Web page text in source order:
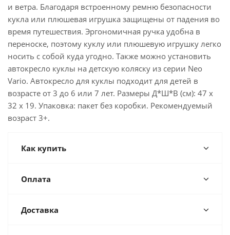
и ветра. Благодаря встроенному ремню безопасности
кукла или плюшевая игрушка защищены от падения во
время путешествия. Эргономичная ручка удобна в
переноске, поэтому куклу или плюшевую игрушку легко
носить с собой куда угодно. Также можно установить
автокресло куклы на детскую коляску из серии Neo
Vario. Автокресло для куклы подходит для детей в
возрасте от 3 до 6 или 7 лет. Размеры Д*Ш*В (см): 47 x
32 x 19. Упаковка: пакет без коробки. Рекомендуемый
возраст 3+.
Как купить
Оплата
Доставка